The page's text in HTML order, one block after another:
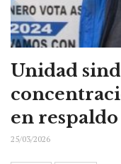
Unidad
en
25/03/2026